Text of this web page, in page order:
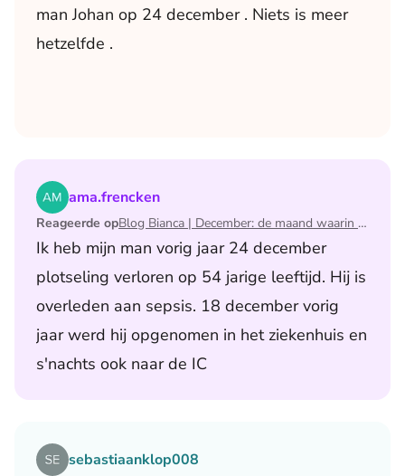
man Johan op 24 december . Niets is meer
hetzelfde .
ama.frencken
Reageerde op Blog Bianca | December: de maand waarin ik mijn man verloor
Ik heb mijn man vorig jaar 24 december
plotseling verloren op 54 jarige leeftijd. Hij is
overleden aan sepsis. 18 december vorig
jaar werd hij opgenomen in het ziekenhuis en
s'nachts ook naar de IC
Lees het artikel Blog Bianca | December: de maand
sebastiaanklop008
Lees het artikel Blog Jurgen | Al 9 jaar hetzelfde